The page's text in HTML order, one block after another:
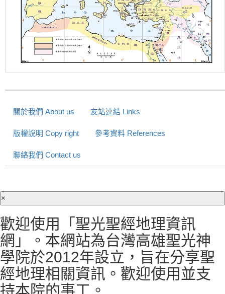
關於我們 About us 友站連結 Links
版權說明 Copy right 參考資料 References
聯絡我們 Contact us
×
歡迎使用「聖光聖經地理資訊
網」。本網站為台灣高雄聖光神
學院於2012年設立，旨在分享聖
經地理相關資訊。歡迎使用並支
持本院的事工。